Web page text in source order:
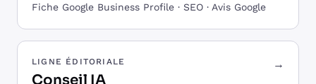
Fiche Google Business Profile · SEO · Avis Google
LIGNE ÉDITORIALE
Conseil IA
→